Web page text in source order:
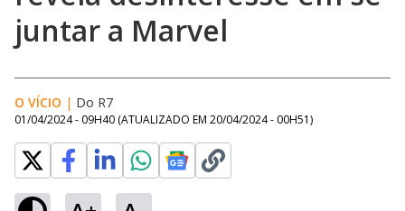
juntar a Marvel
O VÍCIO | Do R7
01/04/2024 - 09H40 (ATUALIZADO EM 20/04/2024 - 00H51)